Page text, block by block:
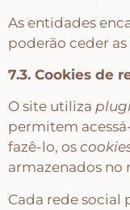
As entidades
poderão ceder
7.3. Cookies de
O site utiliza
permitem
fazê-lo, os
armazenados no
Cada rede social